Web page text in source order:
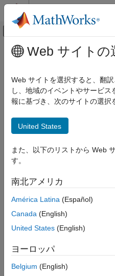
コンテンツへスキップ
オフキャンバス
ドキュメンテーションのホーム
Simulink Coder
コードとツールのカスタマイズ
カテゴリ
生成コードにおけるデータの表現
モデル コンフィギュレーション セッ
スタマイズ
カスタム ブロックのコード生成
Target Language Compiler
ターゲット フレームワーク
ターゲット プラットフォーム デバイス
スタマイズ
メインコンテンツ
Target Language
生成されたコードのカスタ
生成されたコードのインラ
Target Language Compiler
可欠な部分です。TLC を使
す。カスタマイズによって
成したり、パフォーマンス
互換性用に独自のアルゴリズ
す。
Target Language Compiler
システム ターゲット フ
Web サイトの
Web サイトを選択すると、翻
し、地域のイベントやサービ
報に基づき、次のサイトの選択
United States
また、以下のリストから Web
す。
南北アメリカ
América Latina (Español)
Canada (English)
United States (English)
ヨーロッパ
Belgium (English)